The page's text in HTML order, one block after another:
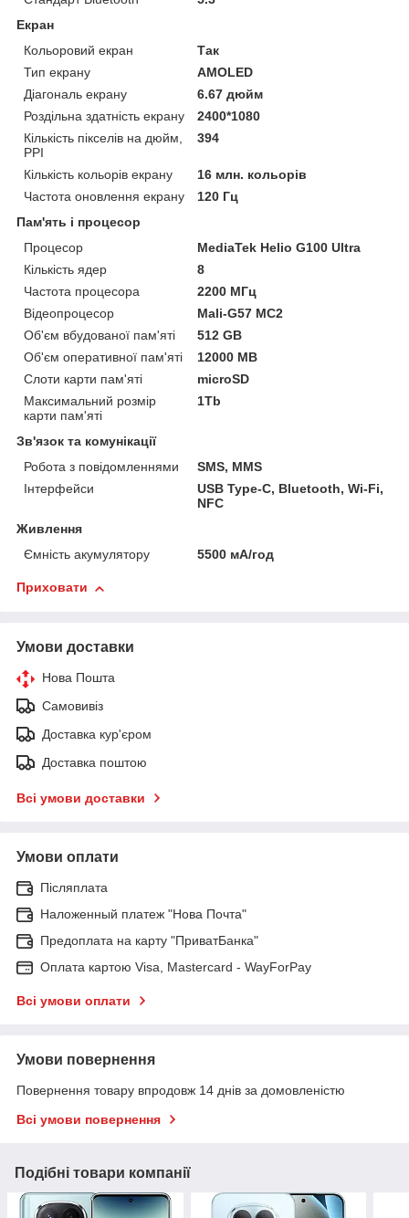
Екран
Кольоровий екран
Так
Тип екрану
AMOLED
Діагональ екрану
6.67 дюйм
Роздільна здатність екрану
2400*1080
Кількість пікселів на дюйм,
PPI
394
Кількість кольорів екрану
16 млн. кольорів
Частота оновлення екрану
120 Гц
Пам'ять і процесор
Процесор
MediaTek Helio G100 Ultra
Кількість ядер
8
Частота процесора
2200 МГц
Відеопроцесор
Mali-G57 MC2
Об'єм вбудованої пам'яті
512 GB
Об'єм оперативної пам'яті
12000 MB
Слоти карти пам'яті
microSD
Максимальний розмір
карти пам'яті
1Tb
Зв'язок та комунікації
Робота з повідомленнями
SMS, MMS
Інтерфейси
USB Type-C, Bluetooth, Wi-Fi,
NFC
Живлення
Ємність акумулятору
5500 мА/год
Приховати
Умови доставки
Нова Пошта
Самовивіз
Доставка кур'єром
Доставка поштою
Всі умови доставки
Умови оплати
Післяплата
Наложенный платеж "Нова Почта"
Предоплата на карту "ПриватБанка"
Оплата картою Visa, Mastercard - WayForPay
Всі умови оплати
Умови повернення
Повернення товару впродовж 14 днів за домовленістю
Всі умови повернення
Подібні товари компанії